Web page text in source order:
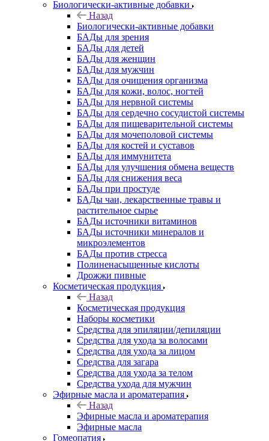
Биологически-активные добавки
Назад
Биологически-активные добавки
БАДы для зрения
БАДы для детей
БАДы для женщин
БАДы для мужчин
БАДы для очищения организма
БАДы для кожи, волос, ногтей
БАДы для нервной системы
БАДы для сердечно сосудистой системы
БАДы для пищеварительной системы
БАДы для мочеполовой системы
БАДы для костей и суставов
БАДы для иммунитета
БАДы для улучшения обмена веществ
БАДы для снижения веса
БАДы при простуде
БАДы чаи, лекарственные травы и
растительное сырье
БАДы источники витаминов
БАДы источники минералов и
микроэлементов
БАДы против стресса
Полиненасыщенные кислоты
Дрожжи пивные
Косметическая продукция
Назад
Косметическая продукция
Наборы косметики
Средства для эпиляции/депиляции
Средства для ухода за волосами
Средства для ухода за лицом
Средства для загара
Средства для ухода за телом
Средства ухода для мужчин
Эфирные масла и ароматерапия
Назад
Эфирные масла и ароматерапия
Эфирные масла
Гомеопатия